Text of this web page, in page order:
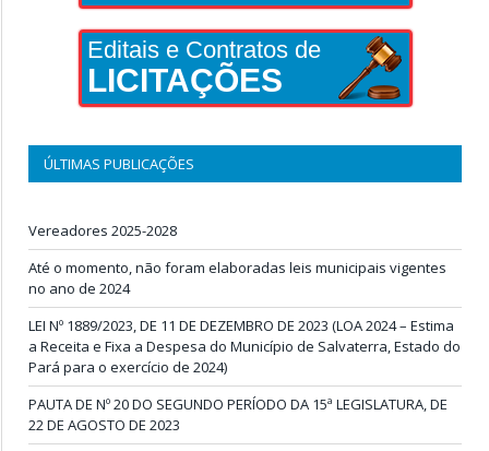
Editais e Contratos de
LICITAÇÕES
ÚLTIMAS PUBLICAÇÕES
Vereadores 2025-2028
Até o momento, não foram elaboradas leis municipais vigentes
no ano de 2024
LEI Nº 1889/2023, DE 11 DE DEZEMBRO DE 2023 (LOA 2024 – Estima
a Receita e Fixa a Despesa do Município de Salvaterra, Estado do
Pará para o exercício de 2024)
PAUTA DE Nº 20 DO SEGUNDO PERÍODO DA 15ª LEGISLATURA, DE
22 DE AGOSTO DE 2023